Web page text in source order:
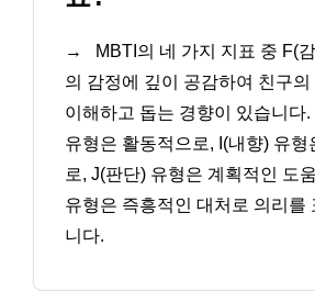
→
MBTI의 네 가지 지표 중 F(
의 감정에 깊이 공감하여 친구
이해하고 돕는 경향이 있습니다
유형은 활동적으로, I(내향) 유형
로, J(판단) 유형은 계획적인 도
유형은 즉흥적인 대처로 의리를
니다.